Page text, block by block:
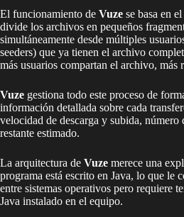
El funcionamiento de Vuze se basa en
divide los archivos en pequeños
simultáneamente desde múltiples
seeders) que ya tienen el archivo
más usuarios compartan el archivo, más
Vuze gestiona todo este proceso de
información detallada sobre cada
velocidad de descarga y subida,
restante estimado.
La arquitectura de Vuze merece una
programa está escrito en Java, lo que le
entre sistemas operativos pero requiere
Java instalado en el equipo.